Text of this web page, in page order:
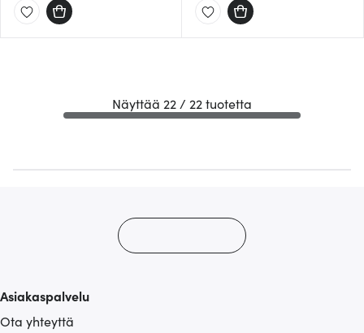
Näyttää 22 / 22 tuotetta
Asiakaspalvelu
Ota yhteyttä